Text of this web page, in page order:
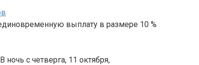
выплату в размере 10 %
с четверга, 11 октября,